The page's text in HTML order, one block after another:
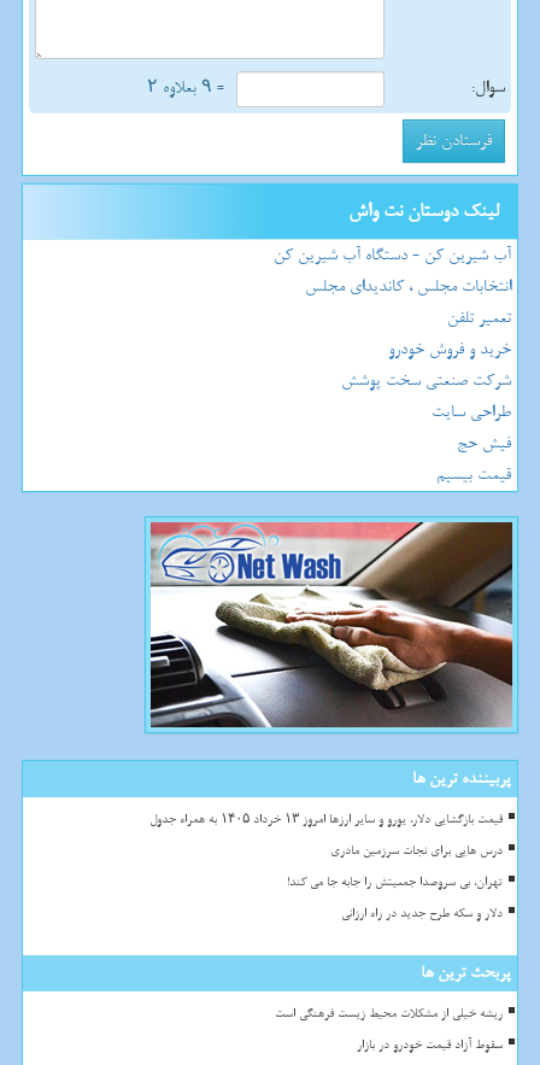
سوال: = ۹ بعلاوه ۲
لینک دوستان نت واش
آب شیرین کن - دستگاه آب شیرین کن
انتخابات مجلس ، کاندیدای مجلس
تعمیر تلفن
خرید و فروش خودرو
شرکت صنعتی سخت پوشش
طراحی سایت
فیش حج
قیمت بیسیم
پربیننده ترین ها
قیمت بازگشایی دلار، یورو و سایر ارزها امروز ۱۳ خرداد ۱۴۰۵ به همراه جدول
درس هایی برای نجات سرزمین مادری
تهران، بی سروصدا جمعیتش را جابه جا می کند!
دلار و سکه طرح جدید در راه ارزانی
پربحث ترین ها
ریشه خیلی از مشکلات محیط زیست فرهنگی است
سقوط آزاد قیمت خودرو در بازار